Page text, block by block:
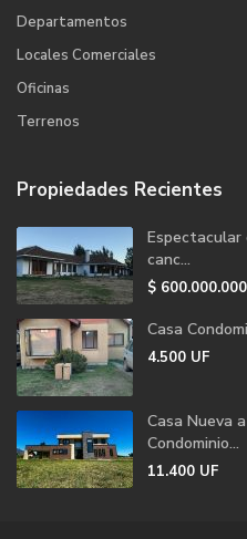
Departamentos
Locales Comerciales
Oficinas
Terrenos
Propiedades Recientes
Espectacular
canc...
$ 600.000.000
Casa
4.500 UF
Casa Nueva
Condominio...
11.400 UF